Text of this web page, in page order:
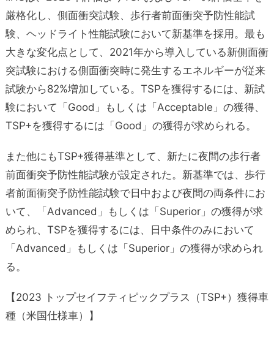
厳格化し、側面衝突試験、歩行者前面衝突予防性能試
験、ヘッドライト性能試験において新基準を採用。最も
大きな変化点として、2021年から導入している新側面衝
突試験における側面衝突時に発生するエネルギーが従来
試験から82%増加している。TSPを獲得するには、新試
験において「Good」もしくは「Acceptable」の獲得、
TSP+を獲得するには「Good」の獲得が求められる。
また他にもTSP+獲得基準として、新たに夜間の歩行者
前面衝突予防性能試験が設定された。新基準では、歩行
者前面衝突予防性能試験で日中および夜間の両条件にお
いて、「Advanced」もしくは「Superior」の獲得が求
められ、TSPを獲得するには、日中条件のみにおいて
「Advanced」もしくは「Superior」の獲得が求められ
る。
【2023 トップセイフティピックプラス（TSP+）獲得車
種（米国仕様車）】